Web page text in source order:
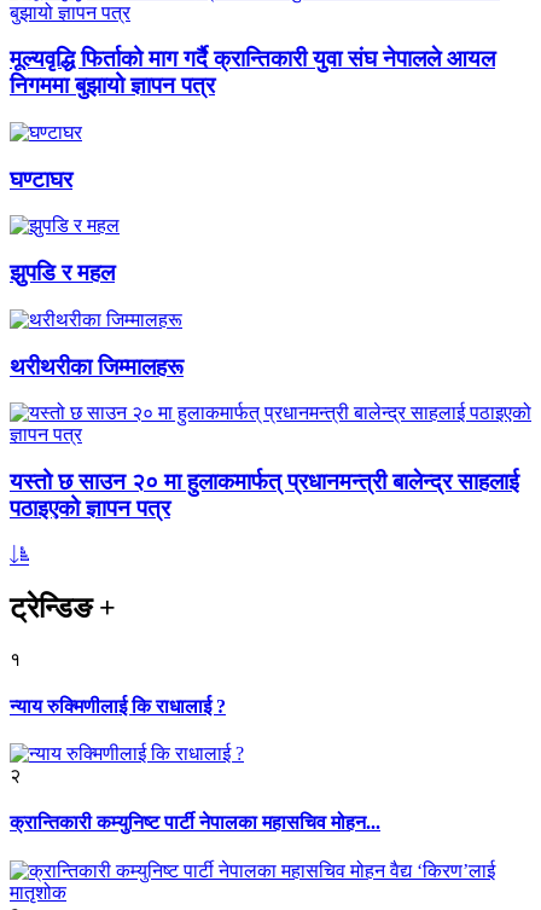
मूल्यवृद्धि फिर्ताको माग गर्दै क्रान्तिकारी युवा संघ नेपालले आयल
निगममा बुझायो ज्ञापन पत्र
घण्टाघर
झुपडि र महल
थरीथरीका जिम्मालहरू
यस्तो छ साउन २० मा हुलाकमार्फत् प्रधानमन्त्री बालेन्द्र साहलाई
पठाइएको ज्ञापन पत्र
ट्रेन्डिङ+
१
न्याय रुक्मिणीलाई कि राधालाई ?
२
क्रान्तिकारी कम्युनिष्ट पार्टी नेपालका महासचिव मोहन...